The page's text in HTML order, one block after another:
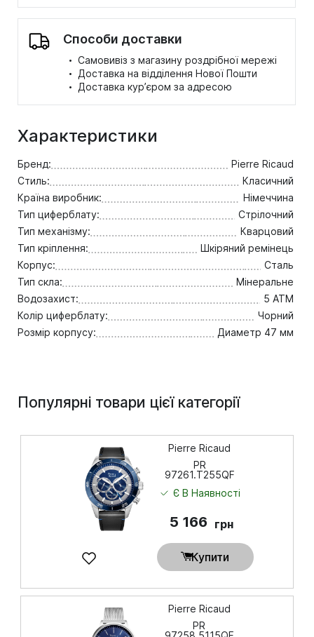
Способи доставки
· Самовивіз з магазину роздрібної мережі
· Доставка на відділення Нової Пошти
· Доставка кур’єром за адресою
Характеристики
Бренд:
Pierre Ricaud
Стиль:
Класичний
Країна виробник:
Німеччина
Тип циферблату:
Стрілочний
Тип механізму:
Кварцовий
Тип кріплення:
Шкіряний ремінець
Корпус:
Сталь
Тип скла:
Мінеральне
Водозахист:
5 ATM
Колір циферблату:
Чорний
Розмір корпусу:
Диаметр 47 мм
Популярні товари цієї категорії
Pierre Ricaud
PR
97261.T255QF
Є В Наявності
5 166 грн
Купити
Pierre Ricaud
PR